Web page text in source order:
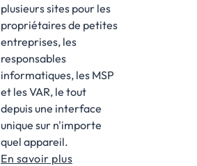
plusieurs sites pour les
propriétaires de petites
entreprises, les
responsables
informatiques, les MSP
et les VAR, le tout
depuis une interface
unique sur n'importe
quel appareil.
En savoir plus